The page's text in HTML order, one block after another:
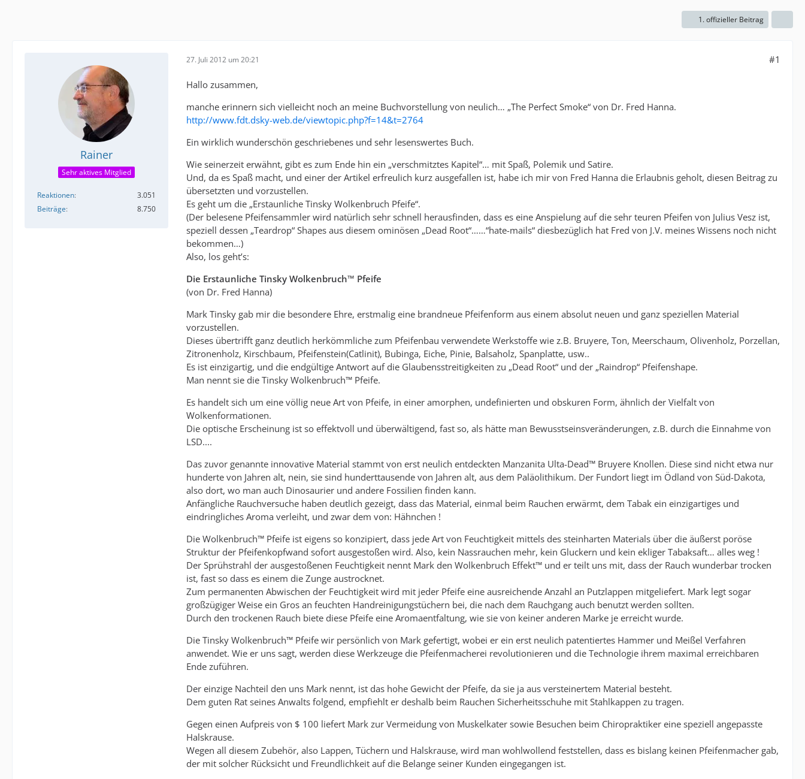
1. offizieller Beitrag
Rainer
Sehr aktives Mitglied
Reaktionen
3.051
Beiträge
8.750
27. Juli 2012 um 20:21 #1
Hallo zusammen,
manche erinnern sich vielleicht noch an meine Buchvorstellung von neulich… „The Perfect Smoke“ von Dr. Fred Hanna.
http://www.fdt.dsky-web.de/viewtopic.php?f=14&t=2764
Ein wirklich wunderschön geschriebenes und sehr lesenswertes Buch.
Wie seinerzeit erwähnt, gibt es zum Ende hin ein „verschmitztes Kapitel“… mit Spaß, Polemik und Satire.
Und, da es Spaß macht, und einer der Artikel erfreulich kurz ausgefallen ist, habe ich mir von Fred Hanna die Erlaubnis geholt, diesen Beitrag zu
übersetzten und vorzustellen.
Es geht um die „Erstaunliche Tinsky Wolkenbruch Pfeife“.
(Der belesene Pfeifensammler wird natürlich sehr schnell herausfinden, dass es eine Anspielung auf die sehr teuren Pfeifen von Julius Vesz ist,
speziell dessen „Teardrop“ Shapes aus diesem ominösen „Dead Root“……“hate-mails“ diesbezüglich hat Fred von J.V. meines Wissens noch nicht
bekommen…)
Also, los geht’s:
Die Erstaunliche Tinsky Wolkenbruch™ Pfeife
(von Dr. Fred Hanna)
Mark Tinsky gab mir die besondere Ehre, erstmalig eine brandneue Pfeifenform aus einem absolut neuen und ganz speziellen Material
vorzustellen.
Dieses übertrifft ganz deutlich herkömmliche zum Pfeifenbau verwendete Werkstoffe wie z.B. Bruyere, Ton, Meerschaum, Olivenholz, Porzellan,
Zitronenholz, Kirschbaum, Pfeifenstein(Catlinit), Bubinga, Eiche, Pinie, Balsaholz, Spanplatte, usw..
Es ist einzigartig, und die endgültige Antwort auf die Glaubensstreitigkeiten zu „Dead Root“ und der „Raindrop“ Pfeifenshape.
Man nennt sie die Tinsky Wolkenbruch™ Pfeife.
Es handelt sich um eine völlig neue Art von Pfeife, in einer amorphen, undefinierten und obskuren Form, ähnlich der Vielfalt von
Wolkenformationen.
Die optische Erscheinung ist so effektvoll und überwältigend, fast so, als hätte man Bewusstseinsveränderungen, z.B. durch die Einnahme von
LSD....
Das zuvor genannte innovative Material stammt von erst neulich entdeckten Manzanita Ulta-Dead™ Bruyere Knollen. Diese sind nicht etwa nur
hunderte von Jahren alt, nein, sie sind hunderttausende von Jahren alt, aus dem Paläolithikum. Der Fundort liegt im Ödland von Süd-Dakota,
also dort, wo man auch Dinosaurier und andere Fossilien finden kann.
Anfängliche Rauchversuche haben deutlich gezeigt, dass das Material, einmal beim Rauchen erwärmt, dem Tabak ein einzigartiges und
eindringliches Aroma verleiht, und zwar dem von: Hähnchen !
Die Wolkenbruch™ Pfeife ist eigens so konzipiert, dass jede Art von Feuchtigkeit mittels des steinharten Materials über die äußerst poröse
Struktur der Pfeifenkopfwand sofort ausgestoßen wird. Also, kein Nassrauchen mehr, kein Gluckern und kein ekliger Tabaksaft… alles weg !
Der Sprühstrahl der ausgestoßenen Feuchtigkeit nennt Mark den Wolkenbruch Effekt™ und er teilt uns mit, dass der Rauch wunderbar trocken
ist, fast so dass es einem die Zunge austrocknet.
Zum permanenten Abwischen der Feuchtigkeit wird mit jeder Pfeife eine ausreichende Anzahl an Putzlappen mitgeliefert. Mark legt sogar
großzügiger Weise ein Gros an feuchten Handreinigungstüchern bei, die nach dem Rauchgang auch benutzt werden sollten.
Durch den trockenen Rauch biete diese Pfeife eine Aromaentfaltung, wie sie von keiner anderen Marke je erreicht wurde.
Die Tinsky Wolkenbruch™ Pfeife wir persönlich von Mark gefertigt, wobei er ein erst neulich patentiertes Hammer und Meißel Verfahren
anwendet. Wie er uns sagt, werden diese Werkzeuge die Pfeifenmacherei revolutionieren und die Technologie ihrem maximal erreichbaren
Ende zuführen.
Der einzige Nachteil den uns Mark nennt, ist das hohe Gewicht der Pfeife, da sie ja aus versteinertem Material besteht.
Dem guten Rat seines Anwalts folgend, empfiehlt er deshalb beim Rauchen Sicherheitsschuhe mit Stahlkappen zu tragen.
Gegen einen Aufpreis von $ 100 liefert Mark zur Vermeidung von Muskelkater sowie Besuchen beim Chiropraktiker eine speziell angepasste
Halskrause.
Wegen all diesem Zubehör, also Lappen, Tüchern und Halskrause, wird man wohlwollend feststellen, dass es bislang keinen Pfeifenmacher gab,
der mit solcher Rücksicht und Freundlichkeit auf die Belange seiner Kunden eingegangen ist.